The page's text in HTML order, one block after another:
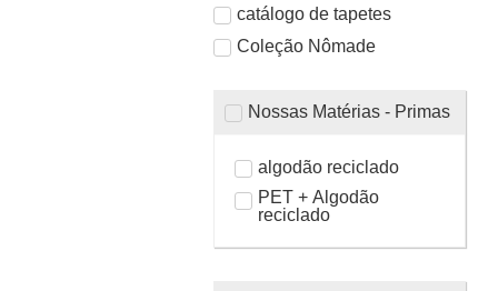
catálogo de tapetes
Coleção Nômade
Nossas Matérias - Primas
algodão reciclado
PET + Algodão
reciclado